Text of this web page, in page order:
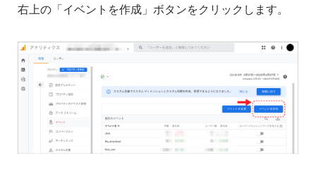
右上の「イベントを作成」ボタンをクリックします。